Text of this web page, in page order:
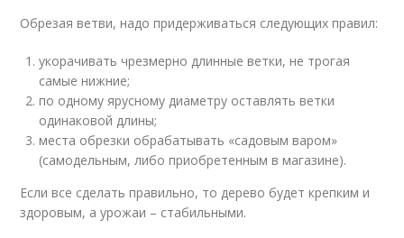
Обрезая ветви, надо придерживаться следующих правил:
укорачивать чрезмерно длинные ветки, не трогая
самые нижние;
по одному ярусному диаметру оставлять ветки
одинаковой длины;
места обрезки обрабатывать «садовым варом»
(самодельным, либо приобретенным в магазине).
Если все сделать правильно, то дерево будет крепким и
здоровым, а урожаи – стабильными.